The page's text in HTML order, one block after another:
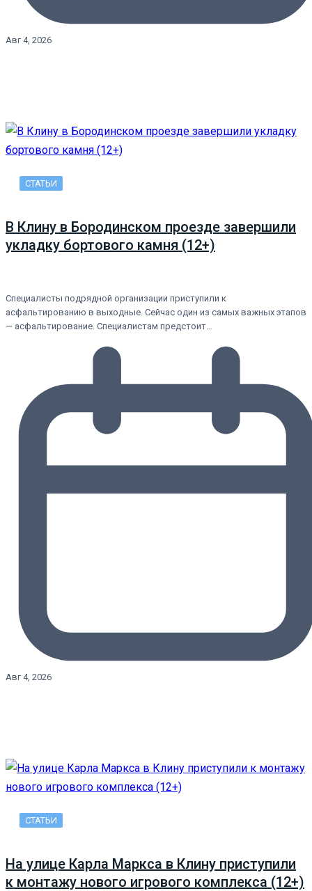
Авг 4, 2026
СТАТЬИ
В Клину в Бородинском проезде завершили
укладку бортового камня (12+)
Специалисты подрядной организации приступили к
асфальтированию в выходные. Сейчас один из самых важных этапов
— асфальтирование. Специалистам предстоит…
Авг 4, 2026
СТАТЬИ
На улице Карла Маркса в Клину приступили
к монтажу нового игрового комплекса (12+)